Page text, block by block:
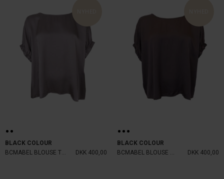
BLACK COLOUR
BCMABEL BLOUSE TAUPE
DKK 400,00
BLACK COLOUR
BCMABEL BLOUSE COFFE
DKK 400,00